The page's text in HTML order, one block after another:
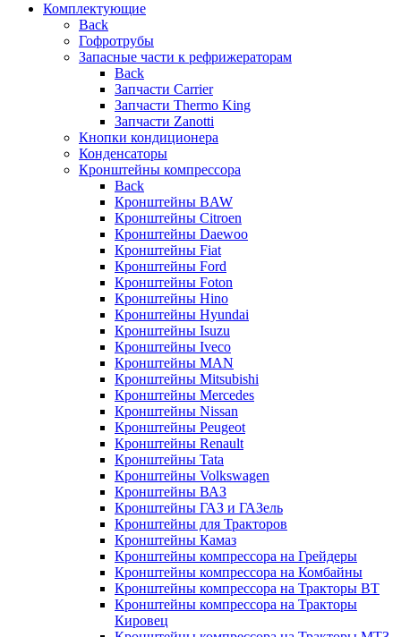
Комплектующие
Back
Гофротрубы
Запасные части к рефрижераторам
Back
Запчасти Carrier
Запчасти Thermo King
Запчасти Zanotti
Кнопки кондиционера
Конденсаторы
Кронштейны компрессора
Back
Кронштейны BAW
Кронштейны Citroen
Кронштейны Daewoo
Кронштейны Fiat
Кронштейны Ford
Кронштейны Foton
Кронштейны Hino
Кронштейны Hyundai
Кронштейны Isuzu
Кронштейны Iveco
Кронштейны MAN
Кронштейны Mitsubishi
Кронштейны Mеrcedes
Кронштейны Nissan
Кронштейны Peugeot
Кронштейны Renault
Кронштейны Tata
Кронштейны Volkswagen
Кронштейны ВАЗ
Кронштейны ГАЗ и ГАЗель
Кронштейны для Тракторов
Кронштейны Камаз
Кронштейны компрессора на Грейдеры
Кронштейны компрессора на Комбайны
Кронштейны компрессора на Тракторы ВТ
Кронштейны компрессора на Тракторы
Кировец